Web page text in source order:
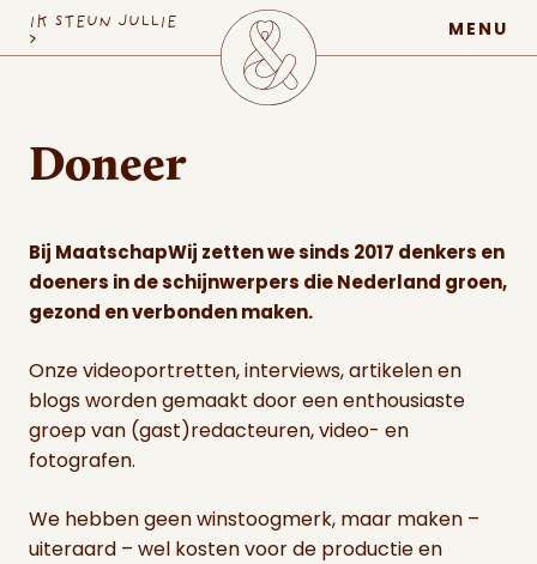
MaatschapWij
MENU
IK STEUN JULLIE
>
Doneer
Bij MaatschapWij zetten we sinds 2017 denkers en
doeners in de schijnwerpers die Nederland groen,
gezond en verbonden maken.
Onze videoportretten, interviews, artikelen en
blogs worden gemaakt door een enthousiaste
groep van (gast)redacteuren, video- en
fotografen.
We hebben geen winstoogmerk, maar maken –
uiteraard – wel kosten voor de productie en